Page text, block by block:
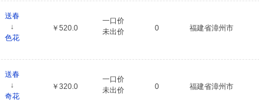
送春
↓
色花
￥520.0
一口价
未出价
0 福建省漳州市
送春
↓
奇花
￥320.0
一口价
未出价
0 福建省漳州市